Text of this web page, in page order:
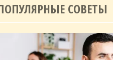
СОВЕТЫ